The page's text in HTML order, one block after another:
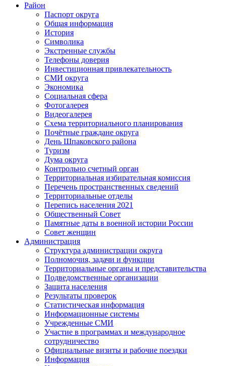
Район
Паспорт округа
Общая информация
История
Символика
Экстренные службы
Телефоны доверия
Инвестиционная привлекательность
СМИ округа
Экономика
Социальная сфера
Фотогалерея
Видеогалерея
Схема территориального планирования
Почётные граждане округа
День Шпаковского района
Туризм
Дума округа
Контрольно счетный орган
Территориальная избирательная комиссия
Перечень пространственных сведений
Территориальные отделы
Перепись населения 2021
Общественный Совет
Памятные даты в военной истории России
Совет женщин
Администрация
Структура администрации округа
Полномочия, задачи и функции
Территориальные органы и представительства
Подведомственные организации
Защита населения
Результаты проверок
Статистическая информация
Информационные системы
Учрежденные СМИ
Участие в программах и международное
сотрудничество
Официальные визиты и рабочие поездки
Информация